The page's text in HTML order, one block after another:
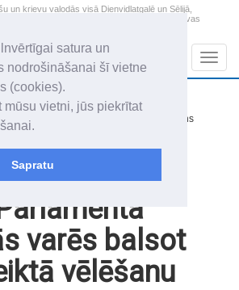
satura un
nodrošināšanai šī vietne
(cookies).
mūsu vietni, jūs piekrītat
Sapratu
un krievu valodās visā Dienvidlatgalē un Sēlijā,
aptver Daugavpils valstspilsētu, Augšdaugavas
+14.3
nedaudz mākoņains
varēs balsot
vēlēšanu